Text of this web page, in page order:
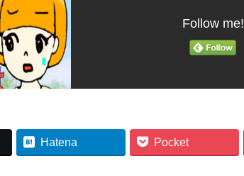
Follow me!
Hatena Pocket